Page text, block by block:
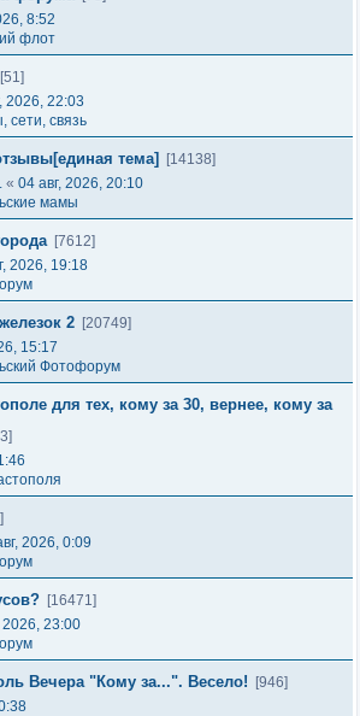
8:52
флот
[51]
2026, 22:03
сети, связь
тема]
[14138]
« 04 авг, 2026, 20:10
мамы
[7612]
2026, 19:18
2 [20749]
15:17
Фотофорум
для тех, кому за 30, вернее, кому за
2026, 0:09
[16471]
2026, 23:00
Вечера "Кому за...". Весело!
[946]